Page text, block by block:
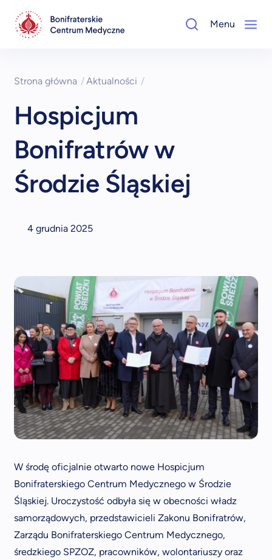
Menu
Strona główna /Aktualności /
Hospicjum
Bonifratrów w
Środzie Śląskiej
4 grudnia 2025
W środę oficjalnie otwarto nowe Hospicjum
Bonifraterskiego Centrum Medycznego w Środzie
Śląskiej. Uroczystość odbyła się w obecności władz
samorządowych, przedstawicieli Zakonu Bonifratrów,
Zarządu Bonifraterskiego Centrum Medycznego,
średzkiego SPZOZ, pracowników, wolontariuszy oraz